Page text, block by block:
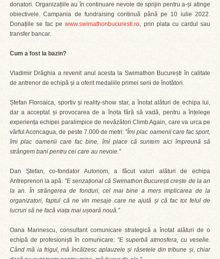
donatori. Organizațiile au în continuare nevoie de sprijin pentru a-și atinge
obiectivele. Campania de fundraising continuă până pe 10 iulie 2022.
Donațiile se fac pewww.swimathonbucuresti.ro, prin plata cu cardul sau
transfer bancar.
Cum a fost la bazin?
Vladimir Drăghia a revenit anul acesta la Swimathon București în calitate
de antrenor de echipă și a oferit medaliile primei serii de înotători.
Ștefan Floroaica, sportiv și reality-show star, a înotat alături de echipa lui,
dar a acceptat și provocarea de a înota fără să vadă, pentru a înțelege
experiența echipei paralimpice de nevăzători Climb Again, care va urca pe
vârful Aconcagua, de peste 7.000 de metri: ”Îmi plac oamenii care fac sport,
îmi plac oamenii care fac bine, îmi place că suntem aici împreună să
strângem bani pentru cei care au nevoie.”
Dan Ștefan, co-fondator Autonom, a făcut valuri alături de echipa
Antreprenori la apă: ”E senzațional că Swimathon București crește de la an
la an. În strângerea de fonduri, cel mai bine a mers implicarea de la
organizatori, faptul că ne vin mesaje care ne ajută și că fac tot felul de
lucruri să ne facă viața mai ușoară nouă.”
Oana Marinescu, consultant comunicare strategică a înotat alături de o
echipă de profesioniști în comunicare: ”E superbă atmosfera, cu veselie.
Când mă ia frigul, mă încălzesc aplauzele și râsetele din tribune și, chiar